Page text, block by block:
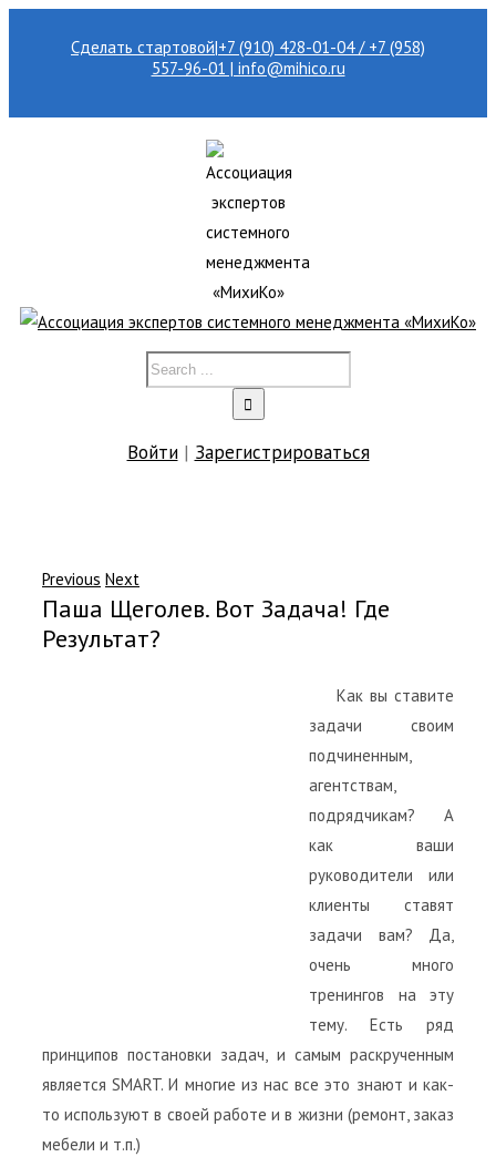
Сделать стартовой|+7 (910) 428-01-04 / +7 (958)
557-96-01 | info@mihico.ru
Войти| Зарегистрироваться
Previous Next
Паша Щеголев. Вот Задача! Где
Результат?
Как вы ставите
задачи своим
подчиненным,
агентствам,
подрядчикам? А
как ваши
руководители или
клиенты ставят
задачи вам? Да,
очень много
тренингов на эту
тему. Есть ряд
принципов постановки задач, и самым раскрученным
является SMART. И многие из нас все это знают и как-
то используют в своей работе и в жизни (ремонт, заказ
мебели и т.п.)